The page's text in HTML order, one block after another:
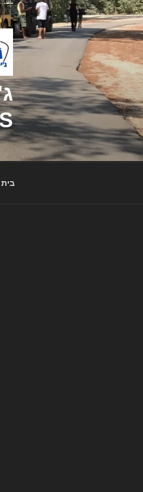
דילוג
לתוכן
בית